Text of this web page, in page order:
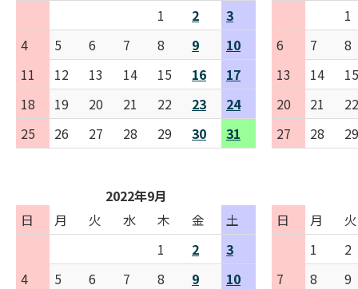
1
2
3
4
5 6 7 8 9
10
11
12 13 14 15 16
17
18
19 20 21 22 23
24
25
26 27 28 29 30 31
1
6
7
8
13
14
15
20
21
22
27
28 29
2022年9月
日
月 火 水 木 金
土
1
2
3
4
5 6 7 8 9
10
日 月
火
1
2
7
8
9